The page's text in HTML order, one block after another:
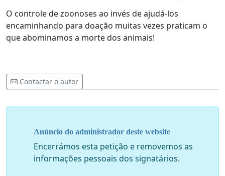
O controle de zoonoses ao invés de ajudá-los
encaminhando para doação muitas vezes praticam o
que abominamos a morte dos animais!
Contactar o autor
Anúncio do administrador deste website
Encerrámos esta petição e removemos as
informações pessoais dos signatários.